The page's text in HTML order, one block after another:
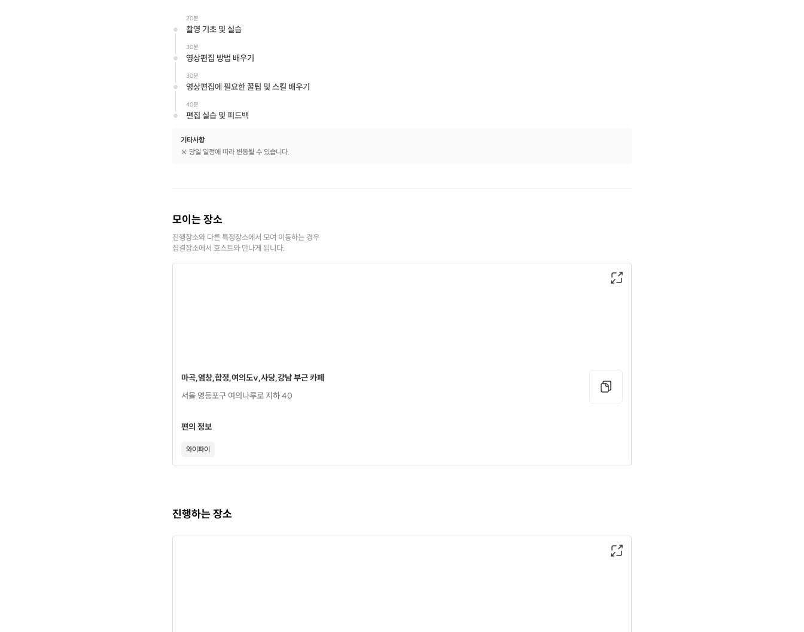
20분
촬영 기초 및 실습
30분
영상편집 방법 배우기
30분
영상편집에 필요한 꿀팁 및 스킬 배우기
40분
편집 실습 및 피드백
기타사항
※ 당일 일정에 따라 변동될 수 있습니다.
모이는 장소
진행장소와 다른 특정장소에서 모여 이동하는 경우
집결장소에서 호스트와 만나게 됩니다.
마곡,염창,합정,여의도v,사당,강남 부근 카페
서울 영등포구 여의나루로 지하 40
편의 정보
와이파이
진행하는 장소